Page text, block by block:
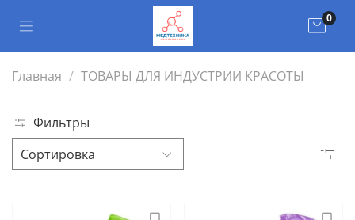
0
Главная ТОВАРЫ ДЛЯ ИНДУСТРИИ КРАСОТЫ
Фильтры